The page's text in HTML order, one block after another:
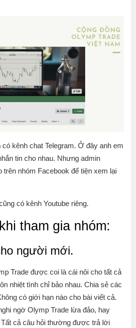
kênh chat Telegram. Ở đây anh em
tin cho nhau. Nhưng admin
trên nhóm Facebook để tiện xem lại
có kênh Youtube riêng.
tham gia nhóm:
người mới.
Trade được coi là cái nôi cho tất cả
nhiệt tình chỉ bảo nhau. Chia sẻ các
có giới hạn nào cho bài viết cả.
ngờ Olymp Trade lừa đảo, hay
cả câu hỏi thường được trả lời